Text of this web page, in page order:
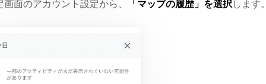
画面のアカウント設定から、 「マップの履歴」を選択 します